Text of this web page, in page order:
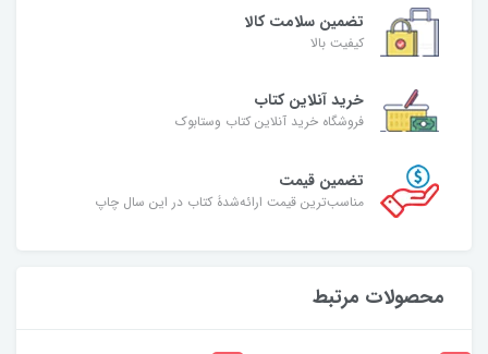
تضمین سلامت کالا
کیفیت بالا
خرید آنلاین کتاب
فروشگاه خرید آنلاین کتاب وستابوک
تضمین قیمت
مناسب‌ترین قیمت ارائه‌شدۀ کتاب در این سال چاپ
محصولات مرتبط